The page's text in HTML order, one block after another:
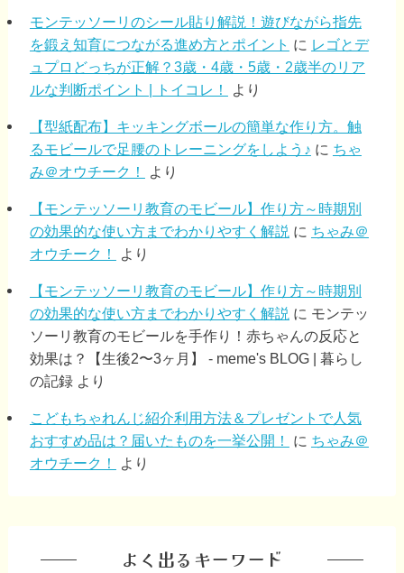
モンテッソーリのシール貼り解説！遊びながら指先
を鍛え知育につながる進め方とポイント に レゴとデ
ュプロどっちが正解？3歳・4歳・5歳・2歳半のリア
ルな判断ポイント | トイコレ！
より
【型紙配布】キッキングボールの簡単な作り方。触
るモビールで足腰のトレーニングをしよう♪ に ちゃ
み＠オウチーク！
より
【モンテッソーリ教育のモビール】作り方～時期別
の効果的な使い方までわかりやすく解説 に ちゃみ＠
オウチーク！
より
【モンテッソーリ教育のモビール】作り方～時期別
の効果的な使い方までわかりやすく解説 に モンテッ
ソーリ教育のモビールを手作り！赤ちゃんの反応と
効果は？【生後2〜3ヶ月】 - meme's BLOG | 暮らし
の記録より
こどもちゃれんじ紹介利用方法＆プレゼントで人気
おすすめ品は？届いたものを一挙公開！
に ちゃみ＠
オウチーク！
より
よく出るキーワード